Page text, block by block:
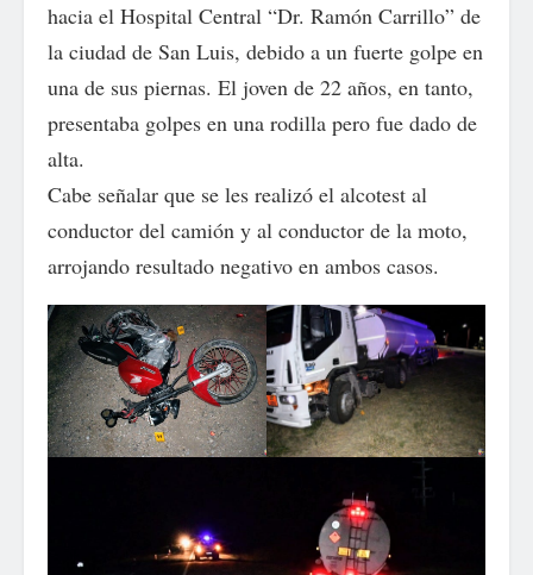
hacia el Hospital Central “Dr. Ramón Carrillo” de
la ciudad de San Luis, debido a un fuerte golpe en
una de sus piernas. El joven de 22 años, en tanto,
presentaba golpes en una rodilla pero fue dado de
alta.
Cabe señalar que se les realizó el alcotest al
conductor del camión y al conductor de la moto,
arrojando resultado negativo en ambos casos.